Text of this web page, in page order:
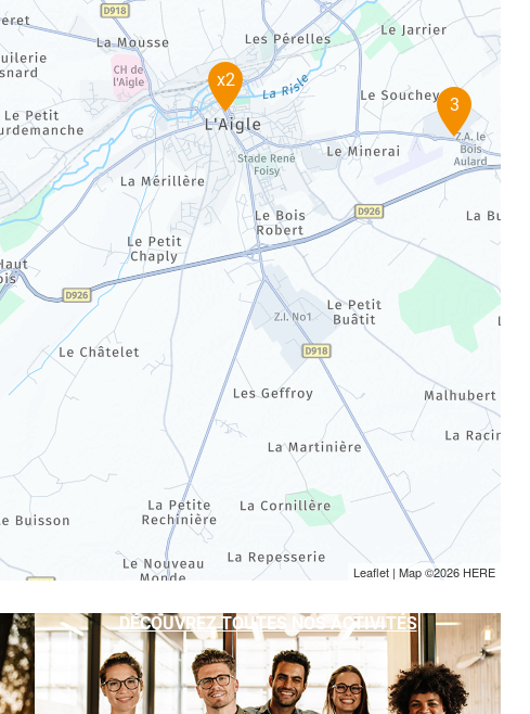
3
x2
Leaflet | Map ©2026 HERE
DÉCOUVREZ TOUTES NOS ACTIVITÉS